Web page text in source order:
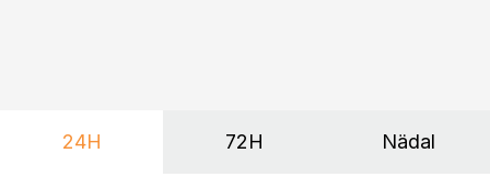
24H 72H Nädal